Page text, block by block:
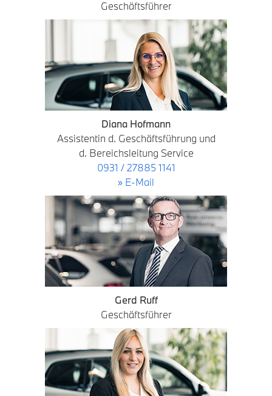
Geschäftsführer
Diana Hofmann
Assistentin d. Geschäftsführung und
d. Bereichsleitung Service
0931 / 27885 1141
» E-Mail
Gerd Ruff
Geschäftsführer